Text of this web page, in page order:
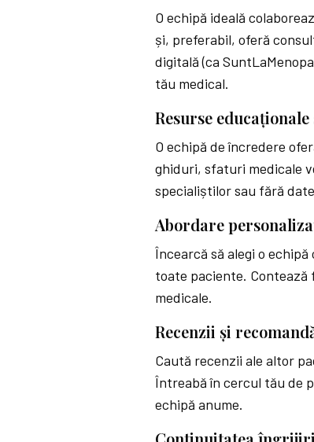
O echipă ideală
și, preferabil, oferă
digitală (ca
tău medical.
Resurse
O echipă de încredere
ghiduri, sfaturi medicale
specialiștilor sau fără
Abordare
Încearcă să alegi o
toate paciente.
medicale.
Recenzii și
Caută recenzii ale altor
Întreabă în cercul tău de
echipă anume.